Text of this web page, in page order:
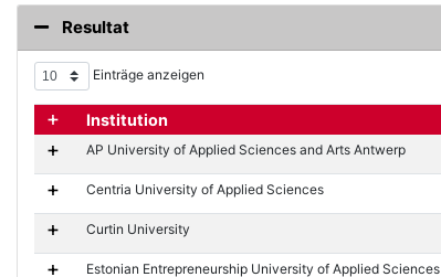
Resultat
Einträge anzeigen
Details anzeigen / Details verbergen
Institution
AP University of Applied Sciences and Arts Antwerp
Centria University of Applied Sciences
Curtin University
Estonian Entrepreneurship University of Applied Sciences